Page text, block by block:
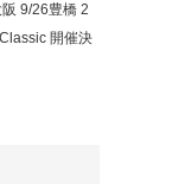
9/26豊橋 2
開催決